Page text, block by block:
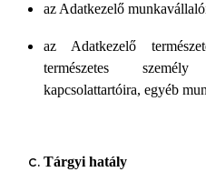
az Adatkezelő
az Adatkezelő
természetes
kapcsolattartóira, egyéb
Tárgyi hatály